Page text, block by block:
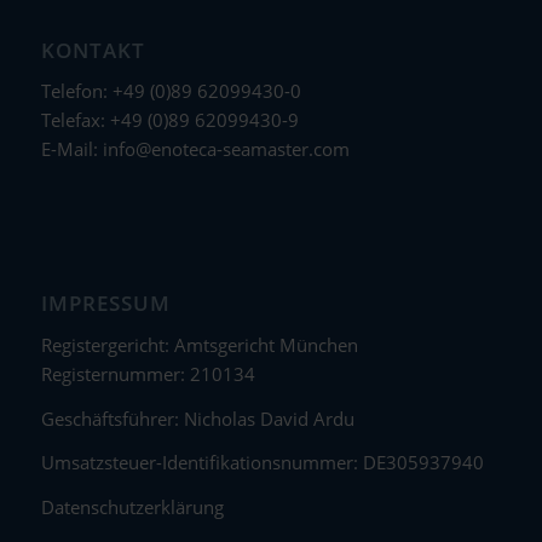
KONTAKT
Telefon: +49 (0)89 62099430-0
Telefax: +49 (0)89 62099430-9
E-Mail: info@enoteca-seamaster.com
IMPRESSUM
Registergericht: Amtsgericht München
Registernummer: 210134
Geschäftsführer: Nicholas David Ardu
Umsatzsteuer-Identifikationsnummer: DE305937940
Datenschutzerklärung